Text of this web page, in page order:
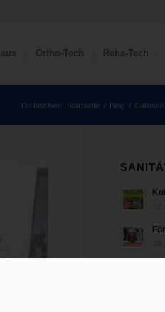
Ortho-Tech Reha-Tech
Du bist hier: Startseite / Blog /